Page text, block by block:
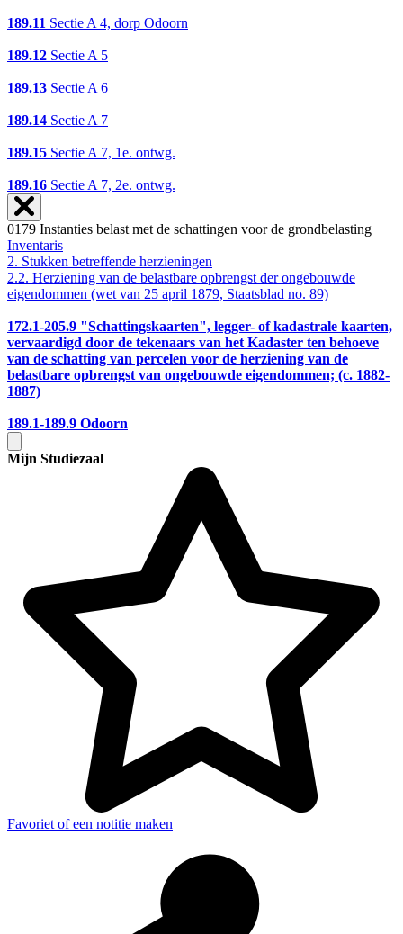
189.11 Sectie A 4, dorp Odoorn
189.12 Sectie A 5
189.13 Sectie A 6
189.14 Sectie A 7
189.15 Sectie A 7, 1e. ontwg.
189.16 Sectie A 7, 2e. ontwg.
0179 Instanties belast met de schattingen voor de grondbelasting
Inventaris
2. Stukken betreffende herzieningen
2.2. Herziening van de belastbare opbrengst der ongebouwde
eigendommen (wet van 25 april 1879, Staatsblad no. 89)
172.1-205.9 "Schattingskaarten", legger- of kadastrale kaarten,
vervaardigd door de tekenaars van het Kadaster ten behoeve
van de schatting van percelen voor de herziening van de
belastbare opbrengst van ongebouwde eigendommen; (c. 1882-
1887)
189.1-189.9 Odoorn
Mijn Studiezaal
Favoriet of een notitie maken